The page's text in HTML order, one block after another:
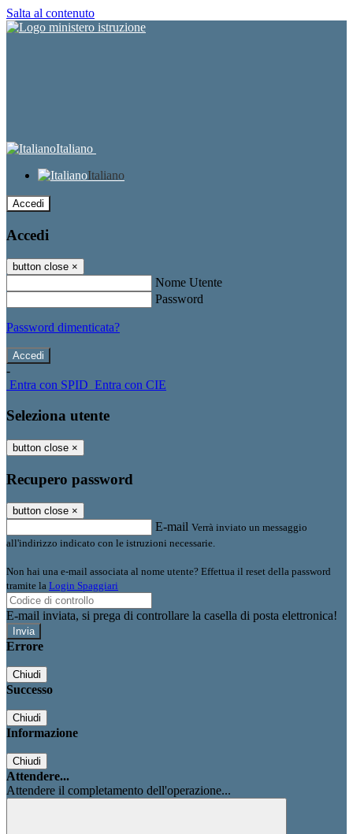
Salta al contenuto
Italiano
Italiano
Accedi
Accedi
button close ×
Nome Utente
Password
Password dimenticata?
-
Entra con SPID Entra con CIE
Seleziona utente
button close ×
Recupero password
button close ×
E-mail Verrà inviato un messaggio
all'indirizzo indicato con le istruzioni necessarie.
Non hai una e-mail associata al nome utente? Effettua il reset della password
tramite la Login Spaggiari
E-mail inviata, si prega di controllare la casella di posta elettronica!
Errore
Chiudi
Successo
Chiudi
Informazione
Chiudi
Attendere...
Attendere il completamento dell'operazione...